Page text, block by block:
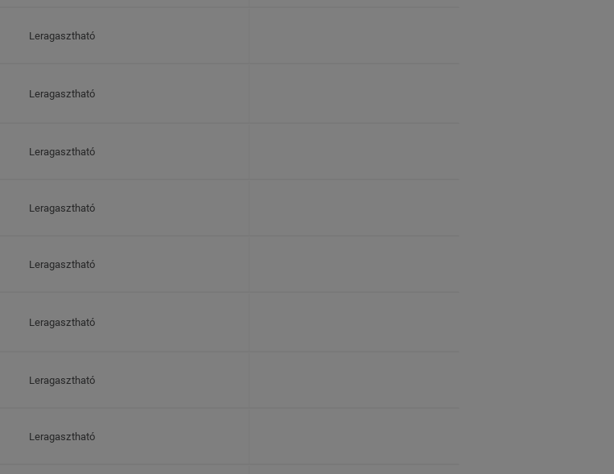
Leragasztható
Leragasztható
Leragasztható
Leragasztható
Leragasztható
Leragasztható
Leragasztható
Leragasztható